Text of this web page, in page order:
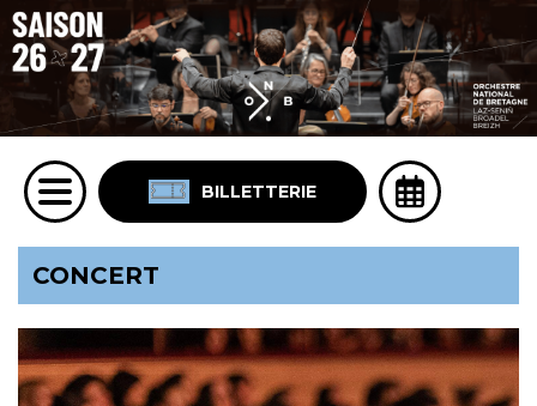
BILLETTERIE
CONCERT